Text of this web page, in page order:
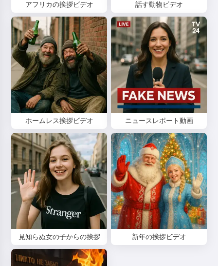
アフリカの挨拶ビデオ 話す動物ビデオ
ホームレス挨拶ビデオ ニュースレポート動画
見知らぬ女の子からの挨拶 新年の挨拶ビデオ